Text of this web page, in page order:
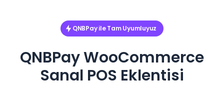
QNBPay ile Tam Uyumluyuz
QNBPay WooCommerce
Sanal POS Eklentisi